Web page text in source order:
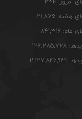
هفته: 21,875
841,316